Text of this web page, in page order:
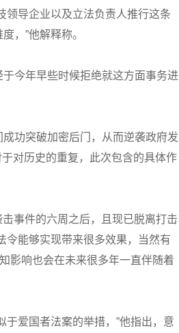
导企业以及立法负责人推行这条
，”他解释称。
今年早些时候拒绝就这方面事务进
功突破加密后门，从而逆袭政府发
对历史的重复，此次包含的具体作
事件的六周之后，且现已脱离打击
令能够实现带来很多效果，当然有
影响也会在未来很多年一直伴随着
于爱国者法案的举措，”他指出，意